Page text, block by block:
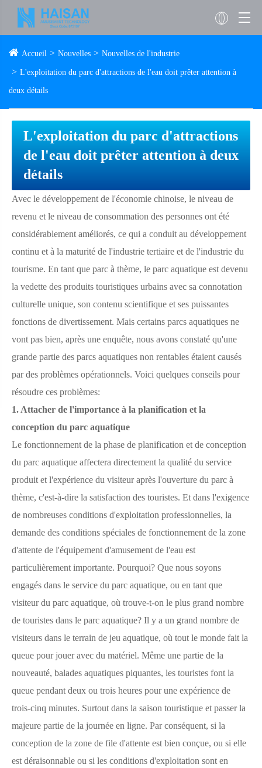
Accueil Nouvelles Nouvelles de l'industrie
L'exploitation du parc d'attractions de l'eau doit prêter attention à
deux détails
L'exploitation du parc d'attractions
de l'eau doit prêter attention à deux
détails
Avec le développement de l'économie chinoise, le niveau de
revenu et le niveau de consommation des personnes ont été
considérablement améliorés, ce qui a conduit au développement
continu et à la maturité de l'industrie tertiaire et de l'industrie du
tourisme. En tant que parc à thème, le parc aquatique est devenu
la vedette des produits touristiques urbains avec sa connotation
culturelle unique, son contenu scientifique et ses puissantes
fonctions de divertissement. Mais certains parcs aquatiques ne
vont pas bien, après une enquête, nous avons constaté qu'une
grande partie des parcs aquatiques non rentables étaient causés
par des problèmes opérationnels. Voici quelques conseils pour
résoudre ces problèmes:
1. Attacher de l'importance à la planification et la
conception du parc aquatique
Le fonctionnement de la phase de planification et de conception
du parc aquatique affectera directement la qualité du service
produit et l'expérience du visiteur après l'ouverture du parc à
thème, c'est-à-dire la satisfaction des touristes. Et dans l'exigence
de nombreuses conditions d'exploitation professionnelles, la
demande des conditions spéciales de fonctionnement de la zone
d'attente de l'équipement d'amusement de l'eau est
particulièrement importante. Pourquoi? Que nous soyons
engagés dans le service du parc aquatique, ou en tant que
visiteur du parc aquatique, où trouve-t-on le plus grand nombre
de touristes dans le parc aquatique? Il y a un grand nombre de
visiteurs dans le terrain de jeu aquatique, où tout le monde fait la
queue pour jouer avec du matériel. Même une partie de la
nouveauté, balades aquatiques piquantes, les touristes font la
queue pendant deux ou trois heures pour une expérience de
trois-cinq minutes. Surtout dans la saison touristique et passer la
majeure partie de la journée en ligne. Par conséquent, si la
conception de la zone de file d'attente est bien conçue, ou si elle
est déraisonnable ou si les conditions d'exploitation sont en